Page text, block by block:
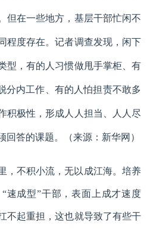
v
a
o
但在一些地方，基层干部忙闲不
程度存在。记者调查发现，闲下
型，有的人习惯做甩手掌柜、有
分内工作、有的人怕担责不敢多
极性，形成人人担当、人人尽
答的课题。（来源：新华网）
，不积小流，无以成江海。培养
速成型”干部，表面上成才速度
不起重担，这也就导致了有些干